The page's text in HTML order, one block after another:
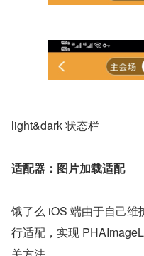
light&dark 状态栏
适配器：图片加载适配
饿了么 iOS 端由于自己
行适配，实现